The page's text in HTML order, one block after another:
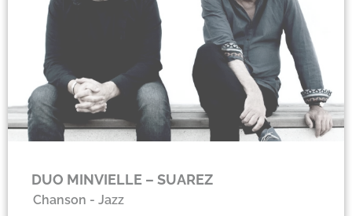
DUO MINVIELLE – SUAREZ
Chanson - Jazz